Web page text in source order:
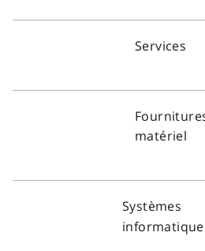
Services
matériel
Systèmes